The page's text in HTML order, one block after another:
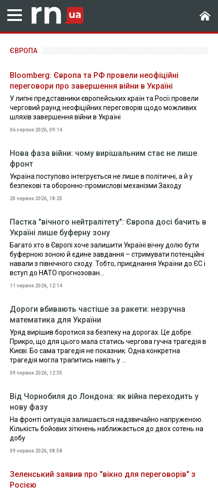
ЄВРОПА
Bloomberg: Європа та РФ провели неофіційні
переговори про завершення війни в Україні
У липні представники європейських країн та Росії провели
черговий раунд неофіційних переговорів щодо можливих
шляхів завершення війни в Україні
06 серпня 2026, 09:14
Нова фаза війни: чому вирішальним стає не лише
фронт
Україна поступово інтегрується не лише в політичні, а й у
безпекові та оборонно-промислові механізми Заходу
20 червня 2026, 18:25
Пастка "вічного нейтралітету": Європа досі бачить в
Україні лише буферну зону
Багато хто в Європі хоче залишити Україні вічну долю бути
буферною зоною й єдине завдання – стримувати потенційні
навали з північного сходу. Тобто, приєднання України до ЄС і
вступ до НАТО прогнозован...
11 червня 2026, 12:14
Дороги вбивають частіше за ракети: незручна
математика для України
Уряд вирішив боротися за безпеку на дорогах. Це добре.
Прикро, що для цього мала статись чергова гучна трагедія в
Києві. Бо сама трагедія не показник. Одна конкретна
трагедія могла трапитись навіть у ...
09 червня 2026, 12:35
Від Чорнобиля до Лондона: як війна переходить у
нову фазу
На фронті ситуація залишається надзвичайно напруженою.
Кількість бойових зіткнень наближається до двох сотень на
добу
09 червня 2026, 08:58
Зеленський заявив про "вікно для переговорів" з
Росією